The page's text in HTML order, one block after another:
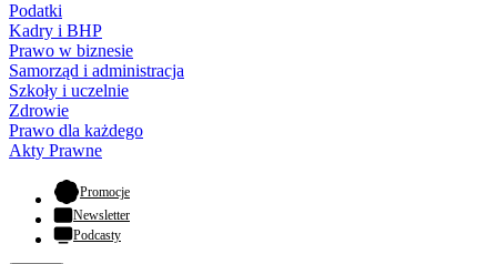
Podatki
Kadry i BHP
Prawo w biznesie
Samorząd i administracja
Szkoły i uczelnie
Zdrowie
Prawo dla każdego
Akty Prawne
Promocje- otwiera się w nowej karcie
Newsletter
Podcasty